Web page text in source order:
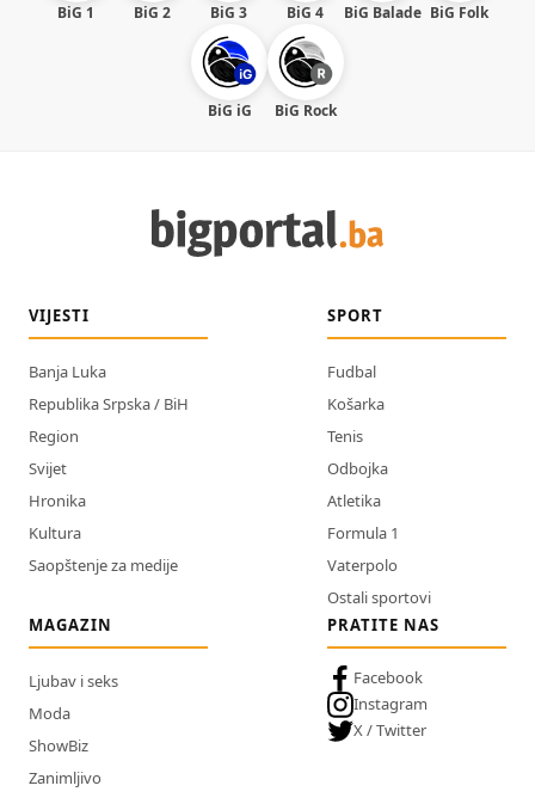
BiG 1 BiG 2 BiG 3 BiG 4 BiG Balade BiG Folk
BiG iG BiG Rock
VIJESTI
Banja Luka
Republika Srpska / BiH
Region
Svijet
Hronika
Kultura
Saopštenje za medije
SPORT
Fudbal
Košarka
Tenis
Odbojka
Atletika
Formula 1
Vaterpolo
Ostali sportovi
MAGAZIN
Ljubav i seks
Moda
ShowBiz
Zanimljivo
PRATITE NAS
Facebook
Instagram
X / Twitter